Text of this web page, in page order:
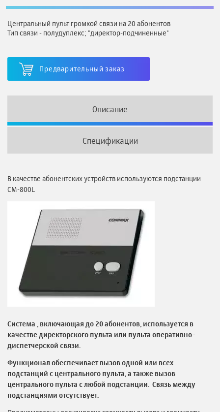
Центральный пульт громкой связи на 20 абонентов
Тип связи - полудуплекс; "директор-подчиненные"
Предварительный заказ
Описание
Спецификации
В качестве абонентских устройств используются подстанции
CM-800L
Система , включающая до 20 абонентов, используется в
качестве директорского пульта или пульта оперативно-
диспетчерской связи.
Функционал обеспечивает вызов одной или всех
подстанций с центрального пульта, а также вызов
центрального пульта с любой подстанции. Связь между
подстанциями отсутствует.